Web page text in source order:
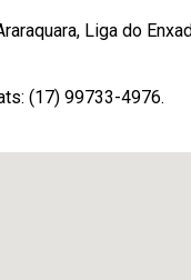
Liga do
(17) 99733-4976.